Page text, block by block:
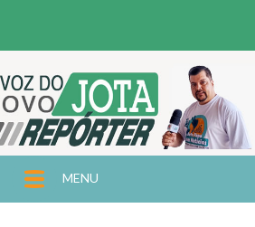
MENU